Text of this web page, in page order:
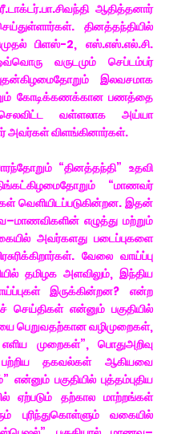
ஆதித்தனார்
தினத்தந்தியில்
பிளஸ்-2, எஸ்.எஸ்.எல்.சி.
வருடமும் செப்டம்பர்
இலவசமாக
கோடிக்கணக்கான பணத்தை
வள்ளலாக அய்யா
அவர்கள் விளங்கினார்கள்.
“தினத்தந்தி” உதவி
“மாணவர்
வெளியிடப்படுகின்றன. இதன்
எழுத்து மற்றும்
அவர்களது படைப்புகளை
வேலை வாய்ப்பு
தமிழக அளவிலும், இந்திய
இருக்கின்றன? என்ற
என்னும் பகுதியில்
பெறுவதற்கான வழிமுறைகள்,
முறைகள்”, பொதுஅறிவு
தகவல்கள் ஆகியவை
பகுதியில் புத்தம்புதிய
ஏற்படும் தற்கால மாற்றங்கள்
புரிந்துகொள்ளும் வகையில்